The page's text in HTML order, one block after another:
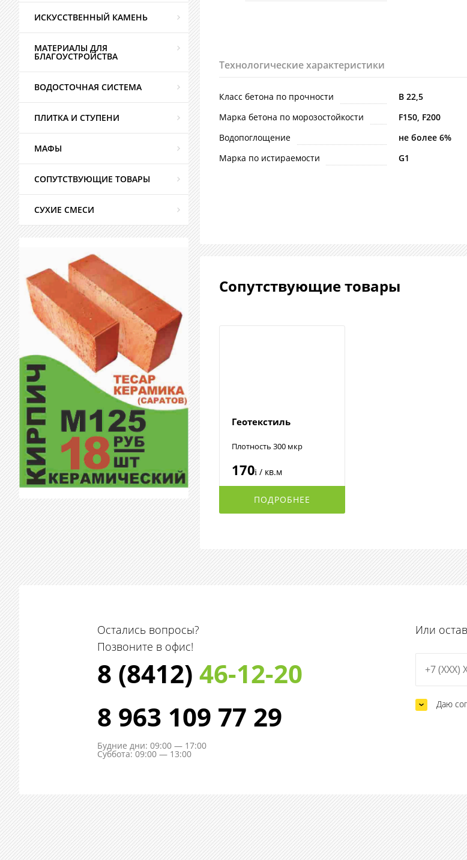
Технологические характеристики
Класс бетона по прочности
В 22,5
Марка бетона по морозостойкости
F150, F200
Водопоглощение
не более 6%
Марка по истираемости
G1
Сопутствующие товары
Геотекстиль
Плотность 300 мкр
170i/ кв.м
ПОДРОБНЕЕ
ИСКУССТВЕННЫЙ КАМЕНЬ
МАТЕРИАЛЫ ДЛЯ
БЛАГОУСТРОЙСТВА
ВОДОСТОЧНАЯ СИСТЕМА
ПЛИТКА И СТУПЕНИ
МАФЫ
СОПУТСТВУЮЩИЕ ТОВАРЫ
СУХИЕ СМЕСИ
Остались вопросы?
Позвоните в офис!
8 (8412) 46-12-20
8 963 109 77 29
Будние дни: 09:00 — 17:00
Суббота: 09:00 — 13:00
Или
Даю